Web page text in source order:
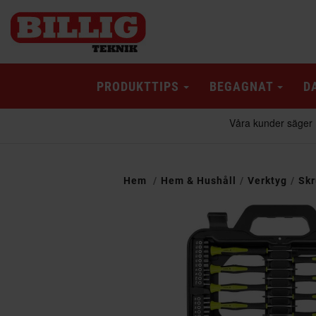
PRODUKTTIPS BEGAGNAT
Hem Hem & Hushåll Verktyg